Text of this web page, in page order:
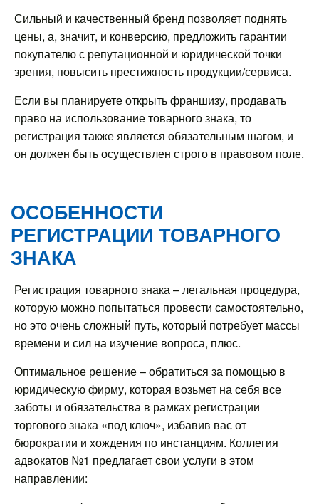
Сильный и качественный бренд позволяет поднять
цены, а, значит, и конверсию, предложить гарантии
покупателю с репутационной и юридической точки
зрения, повысить престижность продукции/сервиса.
Если вы планируете открыть франшизу, продавать
право на использование товарного знака, то
регистрация также является обязательным шагом, и
он должен быть осуществлен строго в правовом поле.
ОСОБЕННОСТИ
РЕГИСТРАЦИИ ТОВАРНОГО
ЗНАКА
Регистрация товарного знака – легальная процедура,
которую можно попытаться провести самостоятельно,
но это очень сложный путь, который потребует массы
времени и сил на изучение вопроса, плюс.
Оптимальное решение – обратиться за помощью в
юридическую фирму, которая возьмет на себя все
заботы и обязательства в рамках регистрации
торгового знака «под ключ», избавив вас от
бюрократии и хождения по инстанциям. Коллегия
адвокатов №1 предлагает свои услуги в этом
направлении: